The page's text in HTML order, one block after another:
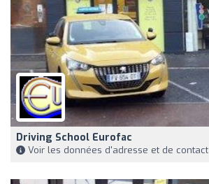
Driving School Eurofac
Voir les données d'adresse et de contact